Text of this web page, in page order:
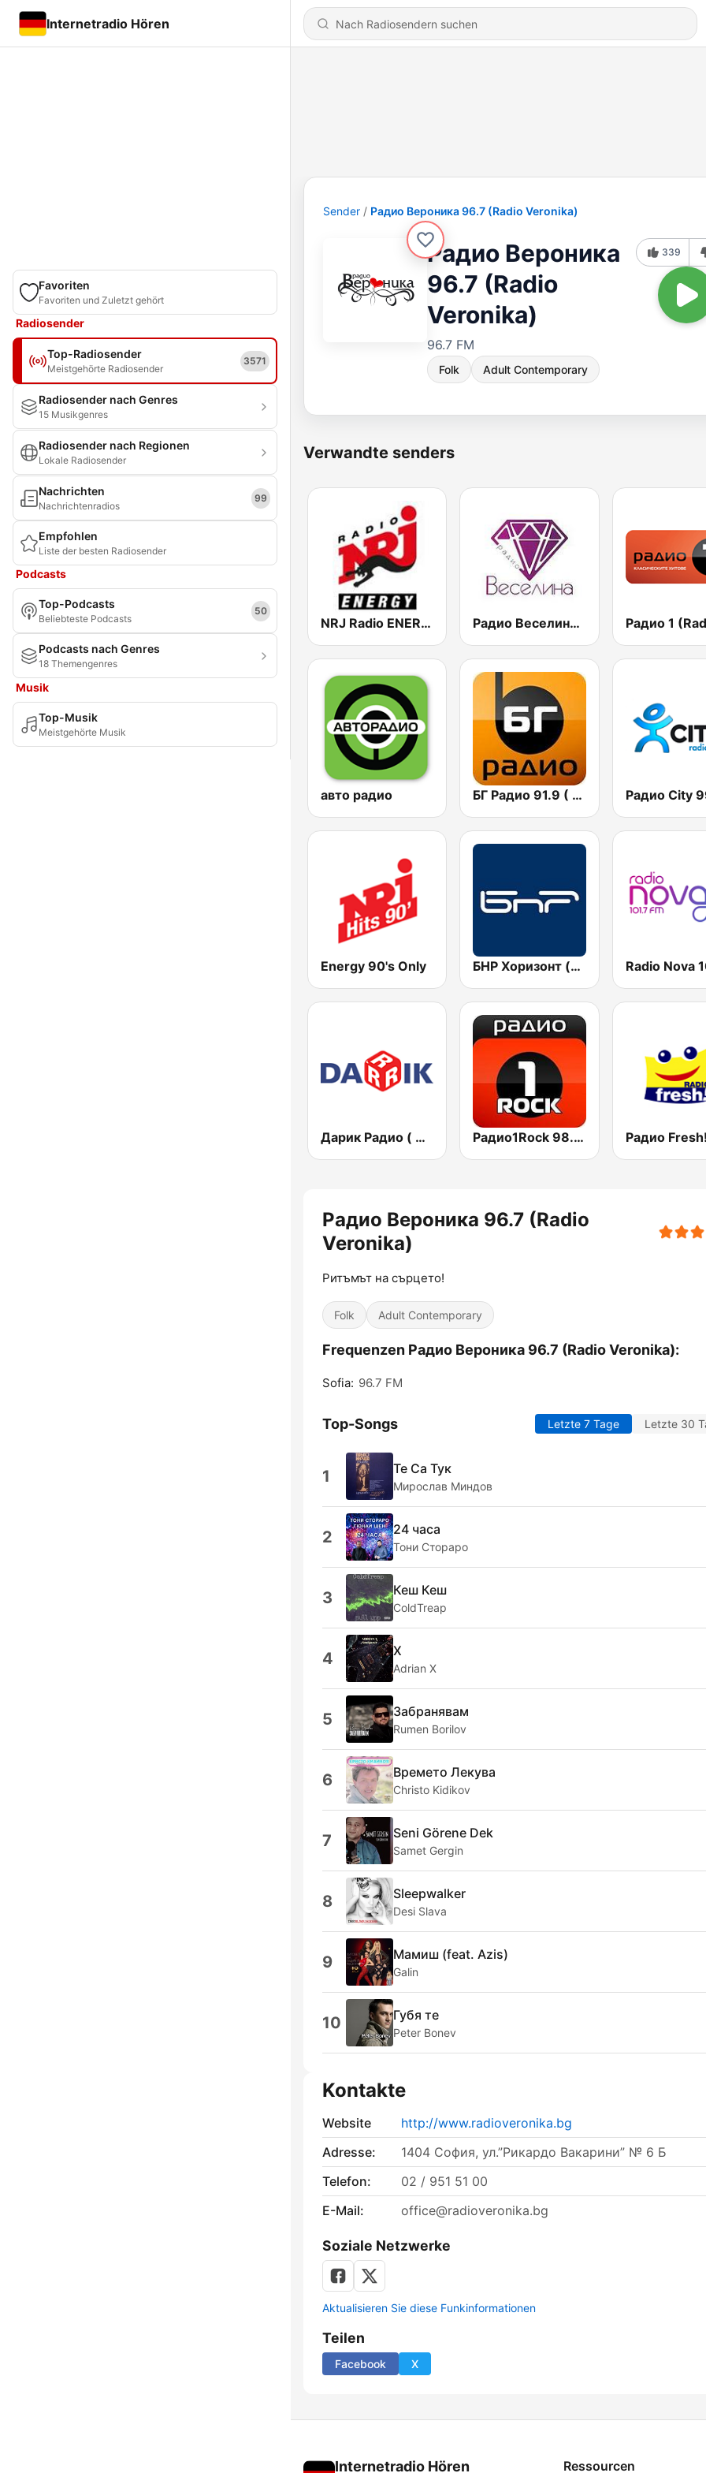
Internetradio Hören
Favoriten
Favoriten und Zuletzt gehört
Radiosender
Top-Radiosender
Meistgehörte Radiosender
3571
Radiosender nach Genres
15 Musikgenres
Radiosender nach Regionen
Lokale Radiosender
Nachrichten
Nachrichtenradios
99
Empfohlen
Liste der besten Radiosender
Podcasts
Top-Podcasts
Beliebteste Podcasts
50
Podcasts nach Genres
18 Themengenres
Musik
Top-Musik
Meistgehörte Musik
Sender Радио Вероника 96.7 (Radio Veronika)
Радио Вероника
96.7 (Radio
Veronika)
96.7 FM
Folk Adult Contemporary
339
Verwandte senders
NRJ Radio ENERGY Радио Веселина 99.1 FM Радио 1
авто радио БГ Радио 91.9 ( BG Radio )
Energy 90's Only БНР Хоризонт (BNR Horizont)
Дарик Радио ( Darik Radio ) Радио1Rock 98.3 FM ( Radio 1 Rock )
Радио Вероника 96.7 (Radio
Veronika)
Ритъмът на сърцето!
Folk Adult Contemporary
Frequenzen Радио Вероника 96.7 (Radio Veronika):
Sofia: 96.7 FM
Top-Songs Letzte 7 Tage Letzte 30
1 Те Са Тук
Мирослав Миндов
2 24 часа
Тони Стораро
3 Кеш Кеш
ColdTreap
4 X
Adrian X
5 Забранявам
Rumen Borilov
6 Времето Лекува
Christo Kidikov
7 Seni Görene Dek
Samet Gergin
8 Sleepwalker
Desi Slava
9 Мамиш (feat. Azis)
Galin
10 Губя те
Peter Bonev
Kontakte
Website
http://www.radioveronika.bg
Adresse:
1404 София, ул.”Рикардо Вакарини” № 6 Б
Telefon:
02 / 951 51 00
E-Mail:
office@radioveronika.bg
Soziale Netzwerke
Aktualisieren Sie diese Funkinformationen
Teilen
Facebook X
Internetradio Hören Ressourcen